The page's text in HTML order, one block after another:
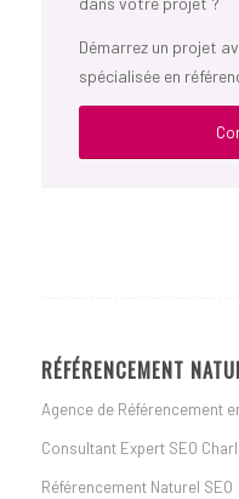
Démarrez un projet
spécialisée en
RÉFÉRENCEMENT
Agence de Référencement
Consultant Expert SEO
Référencement Naturel SEO